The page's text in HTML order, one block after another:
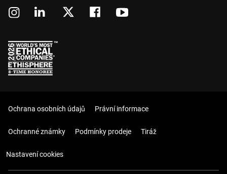
Ochrana osobních údajů Právní informace
Ochranné známky Podmínky prodeje Tiráž
Nastavení cookies